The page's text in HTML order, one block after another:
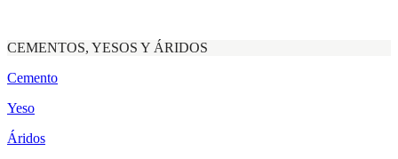
CEMENTOS, YESOS Y ÁRIDOS
Cemento
Yeso
Áridos